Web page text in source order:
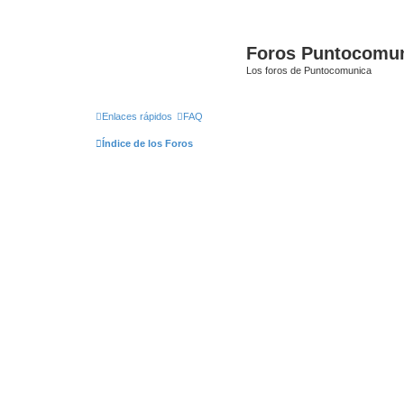
Foros
Los foros de Puntocomunica
Enlaces rápidos FAQ
Índice de los Foros